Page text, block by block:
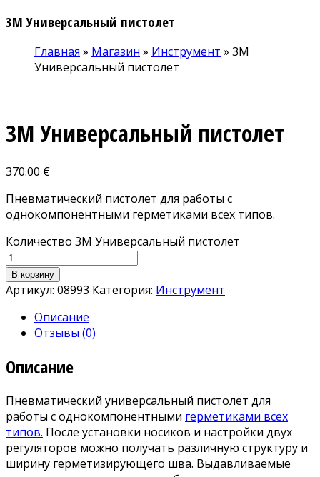
3M Универсальный пистолет
Главная » Магазин » Инструмент » 3M
Универсальный пистолет
3M Универсальный пистолет
370.00 €
Пневматический пистолет для работы с
однокомпонентными герметиками всех типов.
Количество 3M Универсальный пистолет
В корзину
Артикул: 08993 Категория: Инструмент
Описание
Отзывы (0)
Описание
Пневматический универсальный пистолет для
работы с однокомпонентными герметиками всех
типов. После установки носиков и настройки двух
регуляторов можно получать различную структуру и
ширину герметизирующего шва. Выдавливаемые